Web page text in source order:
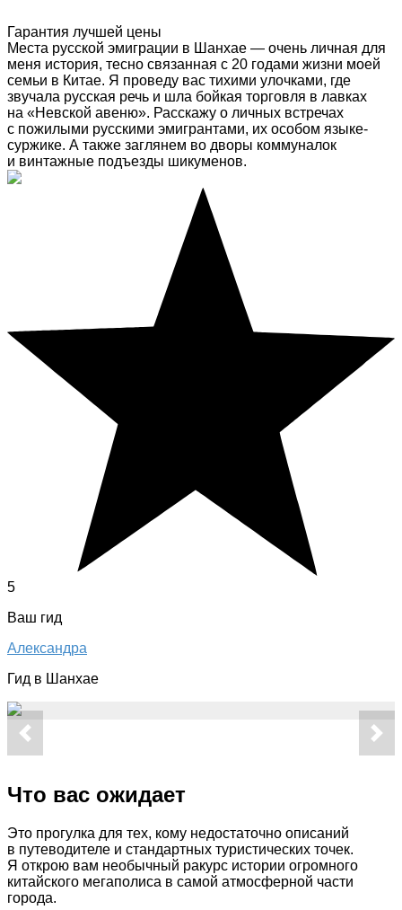
Гарантия лучшей цены
Места русской эмиграции в Шанхае — очень личная для
меня история, тесно связанная с 20 годами жизни моей
семьи в Китае. Я проведу вас тихими улочками, где
звучала русская речь и шла бойкая торговля в лавках
на «Невской авеню». Расскажу о личных встречах
с пожилыми русскими эмигрантами, их особом языке-
суржике. А также заглянем во дворы коммуналок
и винтажные подъезды шикуменов.
5
Ваш гид
Александра
Гид в Шанхае
Что вас ожидает
Это прогулка для тех, кому недостаточно описаний
в путеводителе и стандартных туристических точек.
Я открою вам необычный ракурс истории огромного
китайского мегаполиса в самой атмосферной части
города.